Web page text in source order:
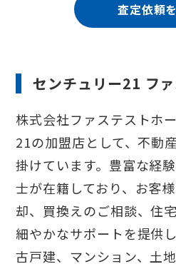
査定依頼
センチュリー21 フ
株式会社ファステストホ
21の加盟店として、不動
掛けています。豊富な経
士が在籍しており、お客
却、買換えのご相談、住
細やかなサポートを提供
古戸建、マンション、土